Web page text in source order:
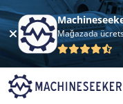
Mağazada